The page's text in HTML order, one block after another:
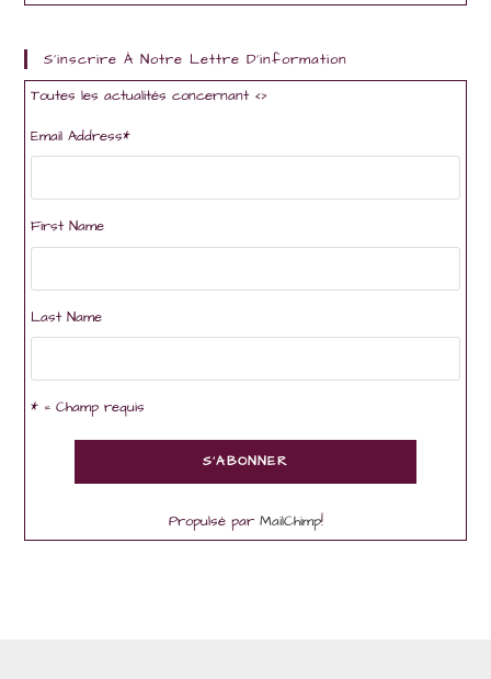
S'inscrire À Notre Lettre D'information
Toutes les actualités concernant <>
Email Address*
First Name
Last Name
* = Champ requis
Propulsé par MailChimp!